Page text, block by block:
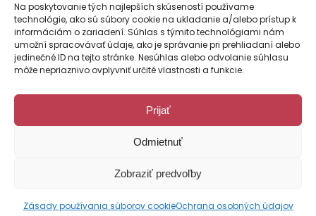
Na poskytovanie tých najlepších skúseností používame
technológie, ako sú súbory cookie na ukladanie a/alebo prístup k
informáciám o zariadení. Súhlas s týmito technológiami nám
umožní spracovávať údaje, ako je správanie pri prehliadaní alebo
jedinečné ID na tejto stránke. Nesúhlas alebo odvolanie súhlasu
môže nepriaznivo ovplyvniť určité vlastnosti a funkcie.
Prijať
Odmietnuť
Zobraziť predvoľby
Zásady používania súborov cookieOchrana osobných údajov
kontakt@ucebnepomockyslovakia.sk
0917 797 357, 048/410 18 88
kontakt@ucebnepomockyslovakia.sk
Designed bypcteam.sk